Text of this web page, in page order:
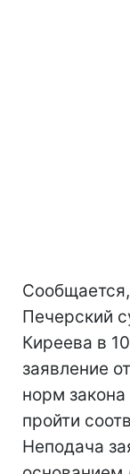
Печерский
Киреева в
заявление
норм
пройти
Неподача